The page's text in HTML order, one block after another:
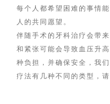
每个⼈都希望困难的事情
⼈的共同愿望。
伴随⼿术的⽛科治疗会带
和紧张可能会导致⾎压升
种负担，并确保安全，我
疗法有⼏种不同的类型，请